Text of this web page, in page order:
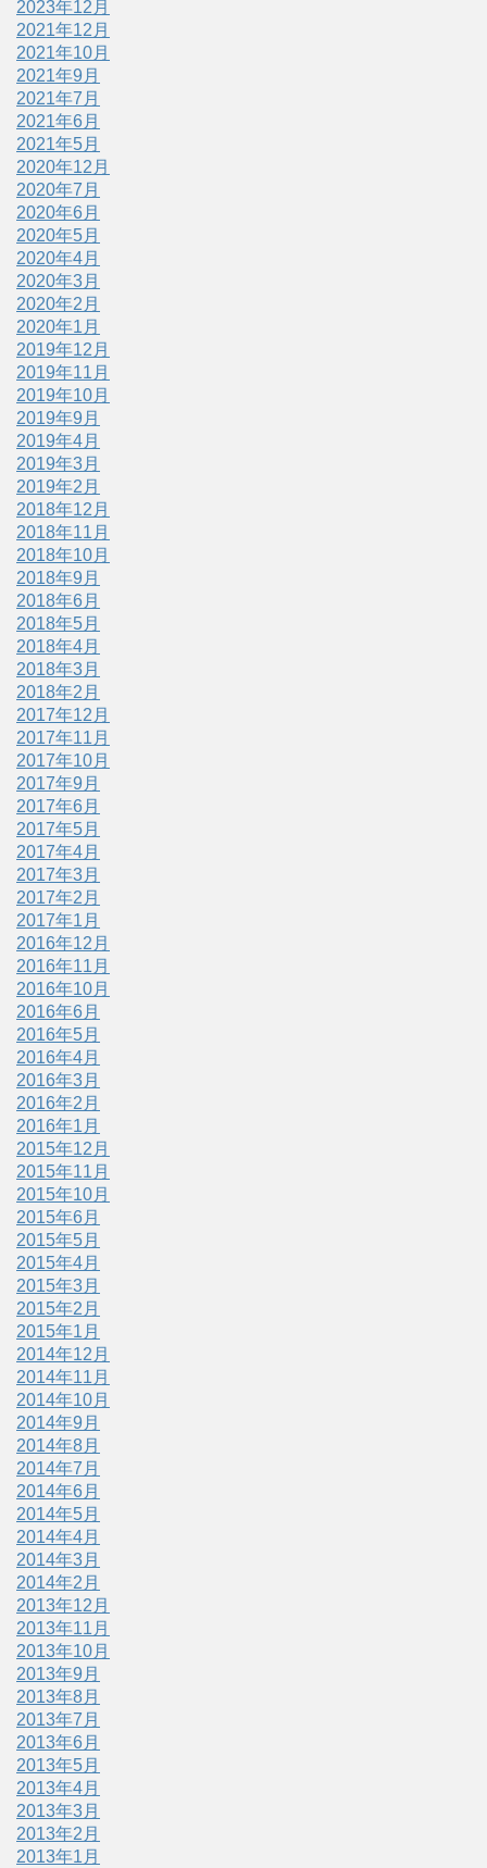
2023年12月
2021年12月
2021年10月
2021年9月
2021年7月
2021年6月
2021年5月
2020年12月
2020年7月
2020年6月
2020年5月
2020年4月
2020年3月
2020年2月
2020年1月
2019年12月
2019年11月
2019年10月
2019年9月
2019年4月
2019年3月
2019年2月
2018年12月
2018年11月
2018年10月
2018年9月
2018年6月
2018年5月
2018年4月
2018年3月
2018年2月
2017年12月
2017年11月
2017年10月
2017年9月
2017年6月
2017年5月
2017年4月
2017年3月
2017年2月
2017年1月
2016年12月
2016年11月
2016年10月
2016年6月
2016年5月
2016年4月
2016年3月
2016年2月
2016年1月
2015年12月
2015年11月
2015年10月
2015年6月
2015年5月
2015年4月
2015年3月
2015年2月
2015年1月
2014年12月
2014年11月
2014年10月
2014年9月
2014年8月
2014年7月
2014年6月
2014年5月
2014年4月
2014年3月
2014年2月
2013年12月
2013年11月
2013年10月
2013年9月
2013年8月
2013年7月
2013年6月
2013年5月
2013年4月
2013年3月
2013年2月
2013年1月